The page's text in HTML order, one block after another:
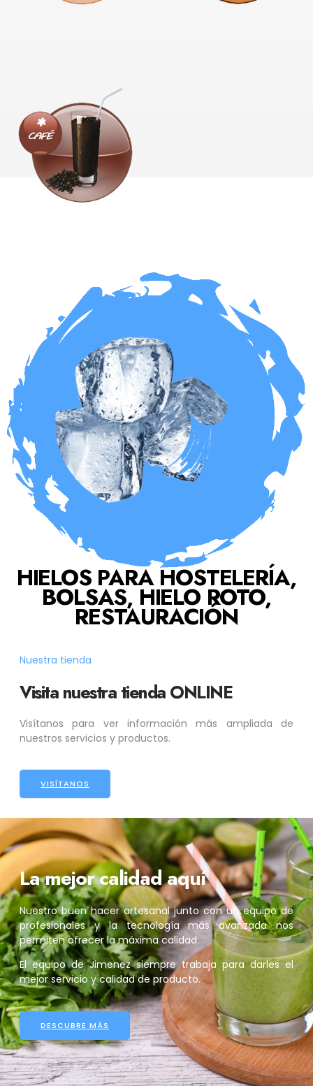
HIELOS PARA HOSTELERÍA,
BOLSAS, HIELO ROTO,
RESTAURACIÓN
Nuestra tienda
Visita nuestra tienda ONLINE
Visítanos para ver información más ampliada de
nuestros servicios y productos.
VISÍTANOS
La mejor calidad aquí
Nuestro buen hacer artesanal junto con un equipo de
profesionales y la tecnología más avanzada nos
permiten ofrecer la máxima calidad.
El equipo de Jimenez siempre trabaja para darles el
mejor servicio y calidad de producto.
DESCUBRE MÁS